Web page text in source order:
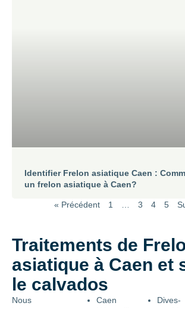
Identifier Frelon asiatique Caen :
un frelon asiatique à Caen?
« Précédent 1 … 3 4 5
Traitements de
asiatique à Caen et
le calvados
Nous
Caen
Dives-